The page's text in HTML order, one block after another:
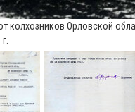
колхозников Орловской
г.